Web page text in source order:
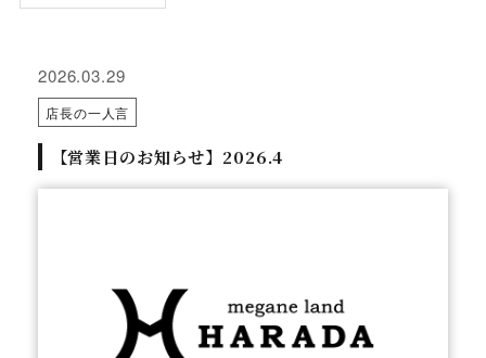
2026.03.29
店長の一人言
【営業日のお知らせ】2026.4